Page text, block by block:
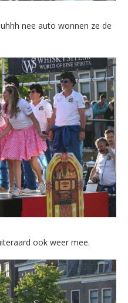
nee auto wonnen ze de
ook weer mee.